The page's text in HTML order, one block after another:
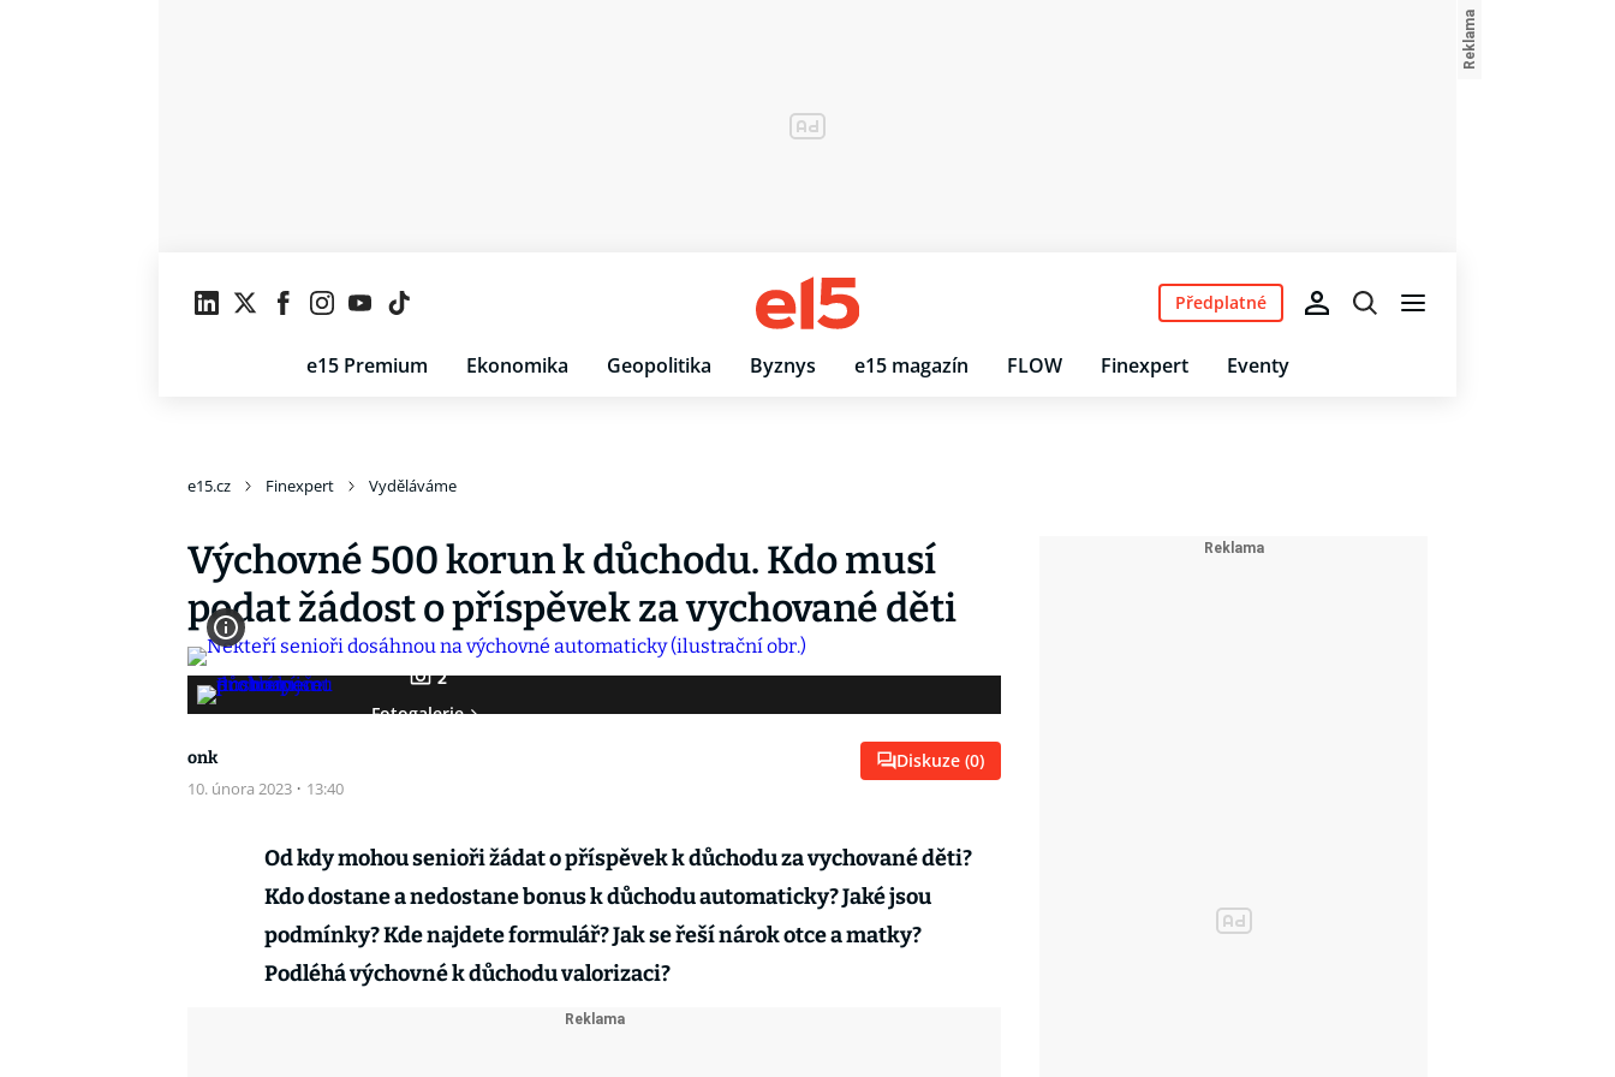
e15 Premium Ekonomika Geopolitika Byznys e15 magazín FLOW Finexpert Eventy
Předplatné
e15.cz Finexpert Vyděláváme
Výchovné 500 korun k důchodu. Kdo musí
podat žádost o příspěvek za vychované děti
2
Fotogalerie
onk
10. února 2023 · 13:40
Diskuze (0)
Od kdy mohou senioři žádat o příspěvek k důchodu za vychované děti?
Kdo dostane a nedostane bonus k důchodu automaticky? Jaké jsou
podmínky? Kde najdete formulář? Jak se řeší nárok otce a matky?
Podléhá výchovné k důchodu valorizaci?